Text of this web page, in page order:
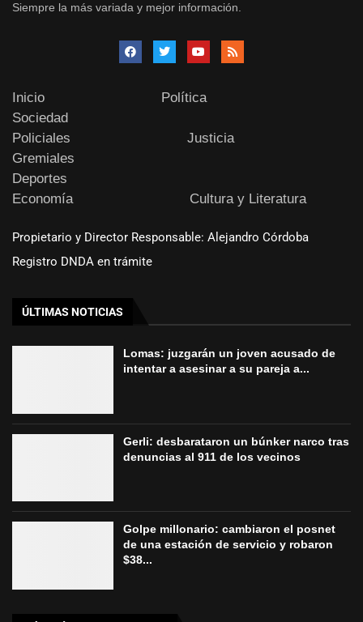
Siempre la más variada y mejor información.
Inicio
Política
Sociedad
Policiales
Justicia
Gremiales
Deportes
Economía
Cultura y Literatura
Propietario y Director Responsable: Alejandro Córdoba
Registro DNDA en trámite
ÚLTIMAS NOTICIAS
Lomas: juzgarán un joven acusado de
intentar a asesinar a su pareja a...
Gerli: desbarataron un búnker narco tras
denuncias al 911 de los vecinos
Golpe millonario: cambiaron el posnet
de una estación de servicio y robaron
$38...